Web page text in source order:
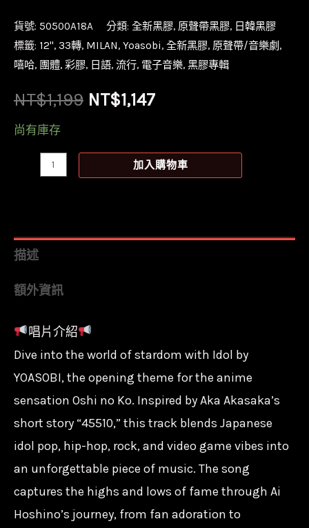
貨號: 50500A18A 分類: 全新黑膠, 原聲帶黑膠, 日韓黑膠
標籤: 12'', 33轉, MILAN, Yoasobi, 全新黑膠, 原聲帶/音樂劇 ,
嘻哈, 團體, 彩膠, 日語, 流行, 電子音樂, 黑膠專輯
NT$1,199 原
NT$1,147目
價
尚有庫存
透
藍
膠】
YOASOBI-
ア
イ
ド
ル
加入購物車
描述
額外資訊
唱片介紹
Dive into the world of stardom with Idol by
YOASOBI, the opening theme for the anime
sensation Oshi no Ko. Inspired by Aka Akasaka’s
short story “45510,” this track blends Japanese
idol pop, hip-hop, rock, and video game vibes into
an unforgettable piece of music. The song
captures the highs and lows of fame through Ai
Hoshino’s journey, from fan adoration to